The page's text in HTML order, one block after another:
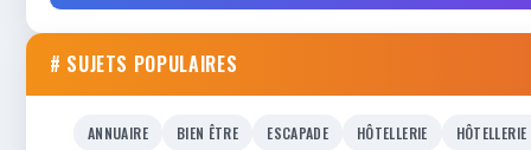
# SUJETS POPULAIRES
ANNUAIRE BIEN ÊTRE ESCAPADE HÔTELLERIE